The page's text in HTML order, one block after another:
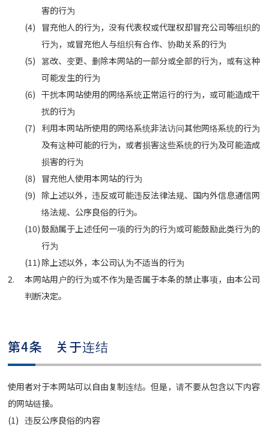
害的行为
冒充他人的行为，没有代表权或代理权却冒充公司等组织的
行为，或冒充他人与组织有合作、协助关系的行为
篡改、变更、删除本网站的一部分或全部的行为，或有这种
可能发生的行为
干扰本网站使用的网络系统正常运行的行为，或可能造成干
扰的行为
利用本网站所使用的网络系统非法访问其他网络系统的行为
及有这种可能的行为，或者损害这些系统的行为及可能造成
损害的行为
冒充他人使用本网站的行为
除上述以外，违反或可能违反法律法规、国内外信息通信网
络法规、公序良俗的行为。
鼓励属于上述任何一项的行为的行为或可能鼓励此类行为的
行为
除上述以外，本公司认为不适当的行为
本网站用户的行为或不作为是否属于本条的禁止事项，由本公司
判断决定。
第4条 关于连结
使用者对于本网站可以自由复制连结。但是，请不要从包含以下内容
的网站链接。
违反公序良俗的内容